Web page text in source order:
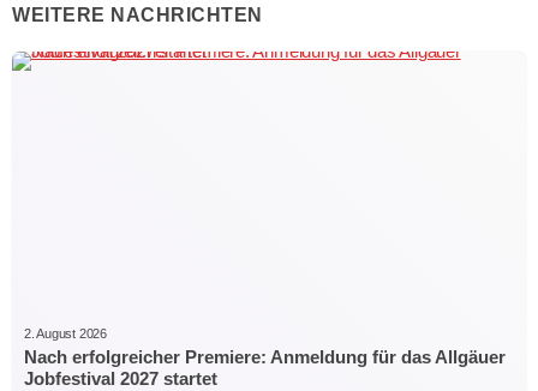
WEITERE NACHRICHTEN
2. August 2026
Nach erfolgreicher Premiere: Anmeldung für das Allgäuer
Jobfestival 2027 startet